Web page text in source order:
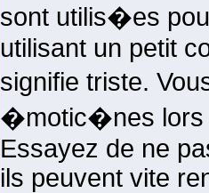
sont utilis�es
utilisant un petit
signifie triste.
�motic�nes lors
Essayez de ne
ils peuvent vite